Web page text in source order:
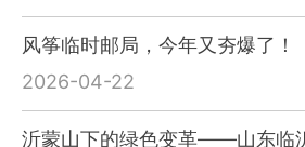
风筝临时邮局，今年又夯爆了！
2026-04-22
沂蒙山下的绿色变革——山东临